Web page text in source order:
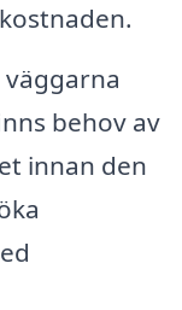
väggarna
behov av
innan den